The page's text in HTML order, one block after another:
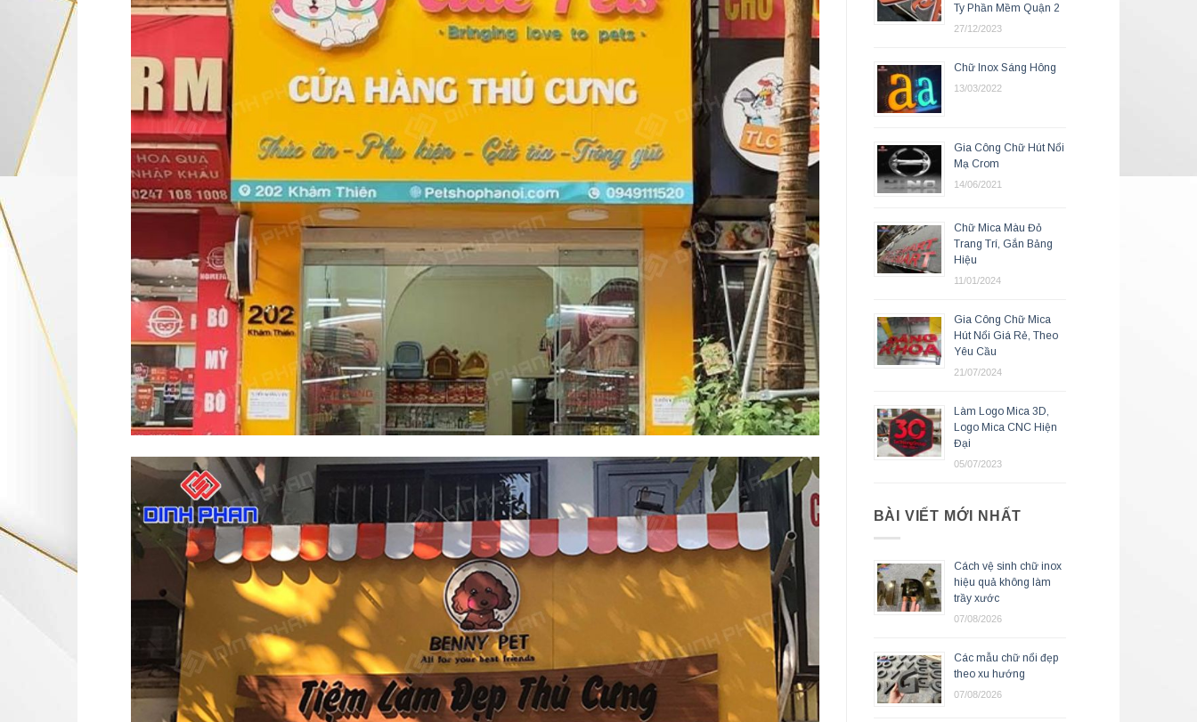
Ty Phần Mềm Quận 2
27/12/2023
Chữ Inox Sáng Hông
13/03/2022
Gia Công Chữ Hút Nổi
Mạ Crom
14/06/2021
Chữ Mica Màu Đỏ
Trang Trí, Gắn Bảng
Hiệu
11/01/2024
Gia Công Chữ Mica
Hút Nổi Giá Rẻ, Theo
Yêu Cầu
21/07/2024
Làm Logo Mica 3D,
Logo Mica CNC Hiện
Đại
05/07/2023
BÀI VIẾT MỚI NHẤT
Cách vệ sinh chữ inox
hiệu quả không làm
trầy xước
07/08/2026
Các mẫu chữ nổi đẹp
theo xu hướng
07/08/2026